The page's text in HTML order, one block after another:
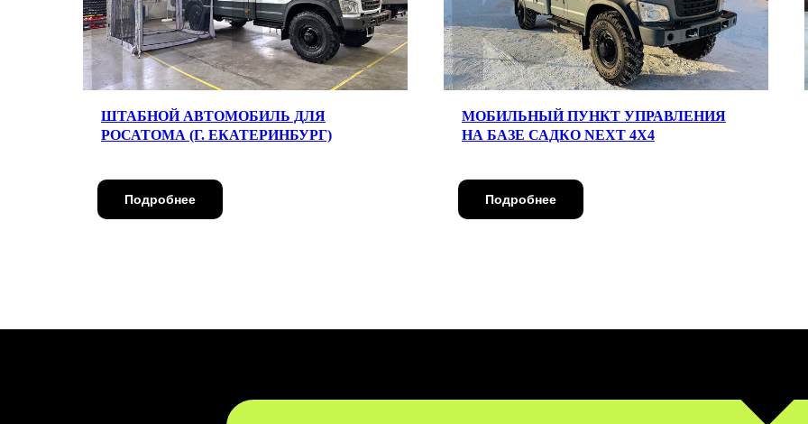
ШТАБНОЙ АВТОМОБИЛЬ ДЛЯ
РОСАТОМА (Г. ЕКАТЕРИНБУРГ)
Подробнее
МОБИЛЬНЫЙ ПУНКТ УПРАВЛЕНИЯ
НА БАЗЕ САДКО NEXT 4Х4
Подробнее